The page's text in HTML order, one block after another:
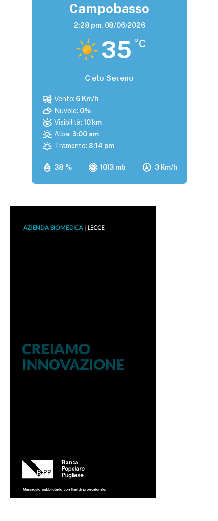
Campobasso
2:28 pm, 08/06/2026
35 °C
Cielo Sereno
38 % 1013 mb 3 Km/h
Vento: 6 Km/h
Nuvole: 0%
Visibilità: 10 km
Alba: 6:00 am
Tramonto: 8:14 pm